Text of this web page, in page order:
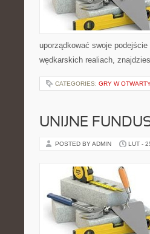
uporządkować swoje
wędkarskich realiach,
CATEGORIES: GRY W
UNIJNE
POSTED BY ADMIN LUT -